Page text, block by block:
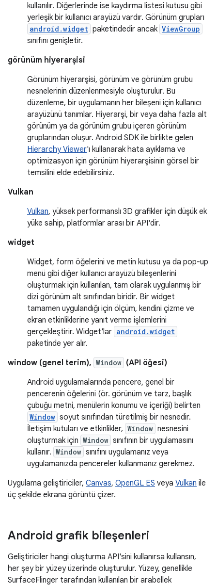
kullanılır. Diğerlerinde ise kaydırma listesi kutusu gibi
yerleşik bir kullanıcı arayüzü vardır. Görünüm grupları
android.widget paketindedir ancak ViewGroup
sınıfını genişletir.
görünüm hiyerarşisi
Görünüm hiyerarşisi, görünüm ve görünüm grubu
nesnelerinin düzenlenmesiyle oluşturulur. Bu
düzenleme, bir uygulamanın her bileşeni için kullanıcı
arayüzünü tanımlar. Hiyerarşi, bir veya daha fazla alt
görünüm ya da görünüm grubu içeren görünüm
gruplarından oluşur. Android SDK ile birlikte gelen
Hierarchy Viewer'ı kullanarak hata ayıklama ve
optimizasyon için görünüm hiyerarşisinin görsel bir
temsilini elde edebilirsiniz.
Vulkan
Vulkan, yüksek performanslı 3D grafikler için düşük ek
yüke sahip, platformlar arası bir API'dir.
widget
Widget, form öğelerini ve metin kutusu ya da pop-up
menü gibi diğer kullanıcı arayüzü bileşenlerini
oluşturmak için kullanılan, tam olarak uygulanmış bir
dizi görünüm alt sınıfından biridir. Bir widget
tamamen uygulandığı için ölçüm, kendini çizme ve
ekran etkinliklerine yanıt verme işlemlerini
gerçekleştirir. Widget'lar android.widget
paketinde yer alır.
window (genel terim), Window (API öğesi)
Android uygulamalarında pencere, genel bir
pencerenin öğelerini (ör. görünüm ve tarz, başlık
çubuğu metni, menülerin konumu ve içeriği) belirten
Window soyut sınıfından türetilmiş bir nesnedir.
İletişim kutuları ve etkinlikler, Window nesnesini
oluşturmak için Window sınıfının bir uygulamasını
kullanır. Window sınıfını uygulamanız veya
uygulamanızda pencereler kullanmanız gerekmez.
Uygulama geliştiriciler, Canvas, OpenGL ES veya Vulkan ile
üç şekilde ekrana görüntü çizer.
Android grafik bileşenleri
Geliştiriciler hangi oluşturma API'sini kullanırsa kullansın,
her şey bir yüzey üzerinde oluşturulur. Yüzey, genellikle
SurfaceFlinger tarafından kullanılan bir arabellek